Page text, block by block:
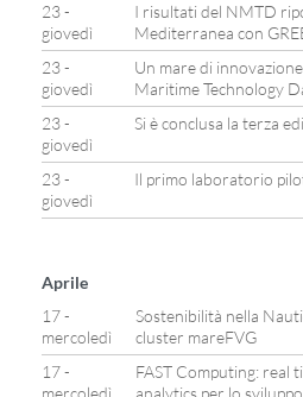
23 -
giovedì
I risultati del NMTD
Mediterranea con
23 -
giovedì
Un mare di
Maritime Technology
23 -
giovedì
Si è conclusa la terza
23 -
giovedì
Il primo laboratorio
Aprile
17 -
mercoledì
Sostenibilità nella
cluster mareFVG
17 -
mercoledì
FAST Computing: real
analytics per lo